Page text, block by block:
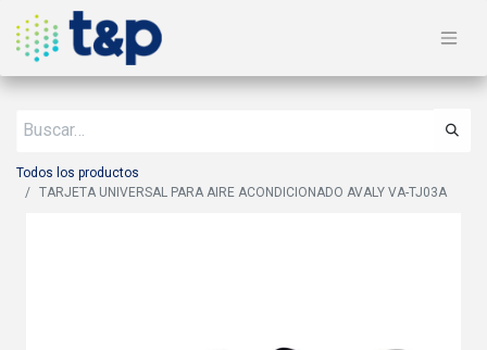
Todos los productos
TARJETA UNIVERSAL PARA AIRE ACONDICIONADO AVALY VA-TJ03A